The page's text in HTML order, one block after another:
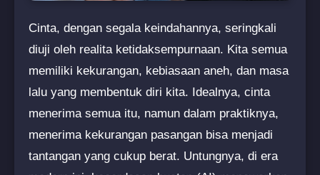
Cinta, dengan segala keindahannya, seringkali
diuji oleh realita ketidaksempurnaan. Kita semua
memiliki kekurangan, kebiasaan aneh, dan masa
lalu yang membentuk diri kita. Idealnya, cinta
menerima semua itu, namun dalam praktiknya,
menerima kekurangan pasangan bisa menjadi
tantangan yang cukup berat. Untungnya, di era